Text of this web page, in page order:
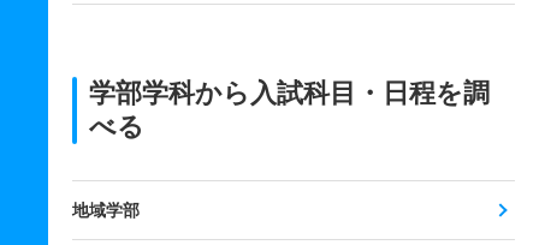
学部学科から入試科目・日程を調
べる
地域学部